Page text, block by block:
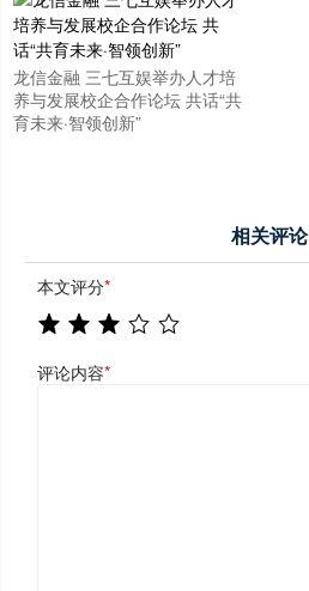
龙信金融 三七互娱举办人才培
养与发展校企合作论坛 共话“共
育未来·智领创新”
相关评论
本文评分*
评论内容*